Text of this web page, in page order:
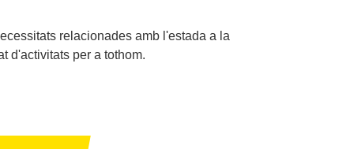
relacionades amb l'estada a la
d'activitats per a tothom.